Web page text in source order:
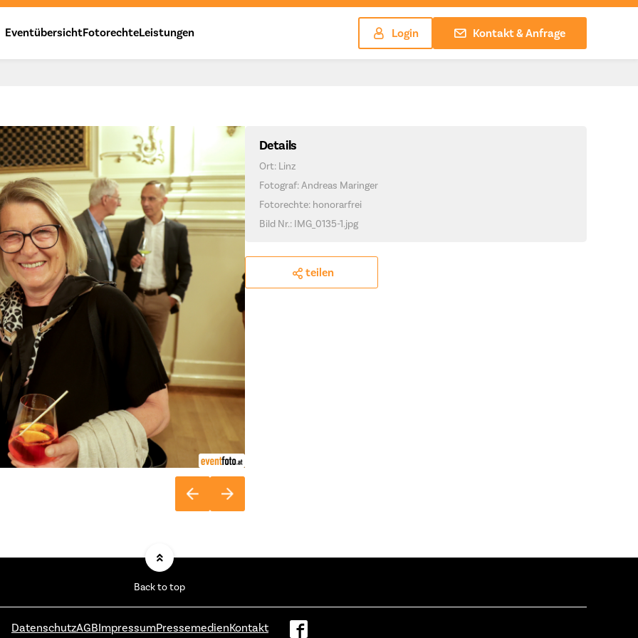
EventübersichtFotorechteLeistungen Login Kontakt & Anfrage
Details
Ort: Linz
Fotograf: Andreas Maringer
Fotorechte: honorarfrei
Bild Nr.: IMG_0135-1.jpg
teilen
Back to top
DatenschutzAGBImpressumPressemedienKontakt